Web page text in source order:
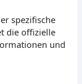
spezifische
die offizielle
und